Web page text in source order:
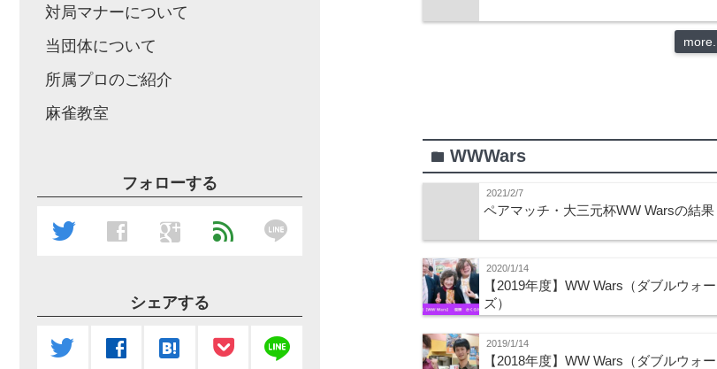
more...
folder WWWars
2021/2/7
ペアマッチ・大三元杯WW Warsの結果
2020/1/14
【2019年度】WW Wars（ダブルウォー
ズ）
2019/1/14
【2018年度】WW Wars（ダブルウォー
対局マナーについて
当団体について
所属プロのご紹介
麻雀教室
フォローする
twitter facebook google feed line
シェアする
twitter facebook hatenabookmark line